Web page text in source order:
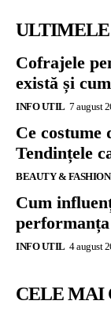
Cofrajele
există și
INFO UTIL 7 august
Ce costume
Tendințele
BEAUTY & FASHION
Cum
INFO UTIL 4 august
CELE MAI